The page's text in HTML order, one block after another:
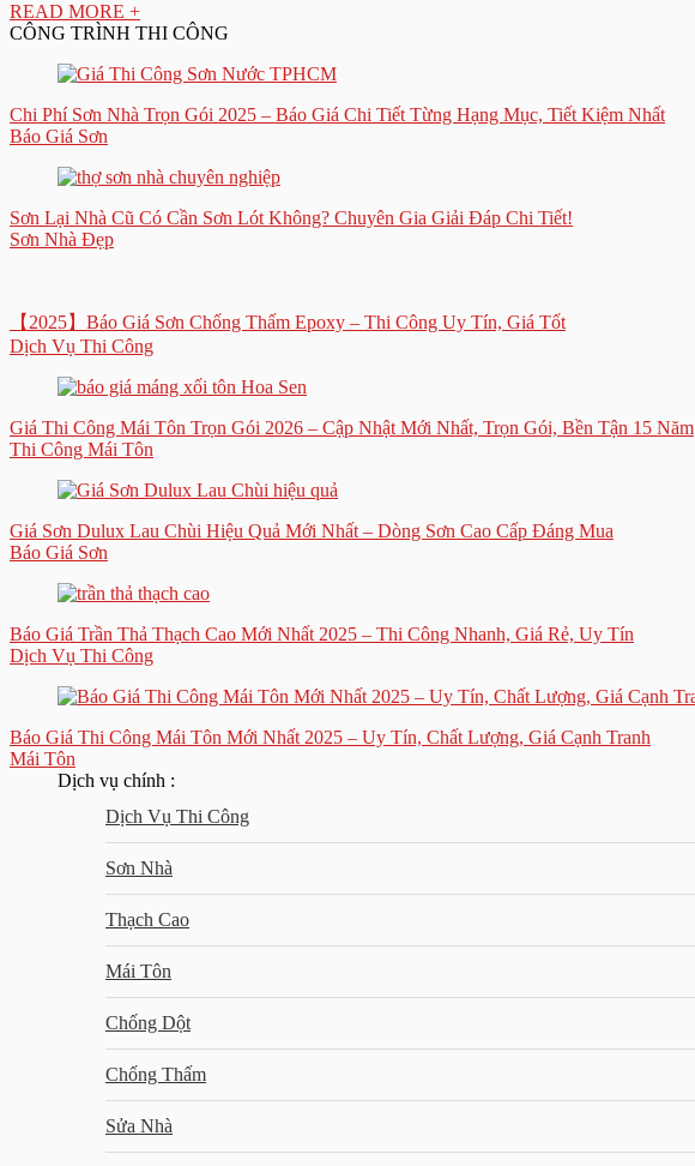
READ MORE +
CÔNG TRÌNH THI CÔNG
Chi Phí Sơn Nhà Trọn Gói 2025 – Báo Giá Chi Tiết Từng Hạng Mục, Tiết Kiệm Nhất
Báo Giá Sơn
Sơn Lại Nhà Cũ Có Cần Sơn Lót Không? Chuyên Gia Giải Đáp Chi Tiết!
Sơn Nhà Đẹp
【2025】Báo Giá Sơn Chống Thấm Epoxy – Thi Công Uy Tín, Giá Tốt
Dịch Vụ Thi Công
Giá Thi Công Mái Tôn Trọn Gói 2026 – Cập Nhật Mới Nhất, Trọn Gói, Bền Tận 15 Năm
Thi Công Mái Tôn
Giá Sơn Dulux Lau Chùi Hiệu Quả Mới Nhất – Dòng Sơn Cao Cấp Đáng Mua
Báo Giá Sơn
Báo Giá Trần Thả Thạch Cao Mới Nhất 2025 – Thi Công Nhanh, Giá Rẻ, Uy Tín
Dịch Vụ Thi Công
Báo Giá Thi Công Mái Tôn Mới Nhất 2025 – Uy Tín, Chất Lượng, Giá Cạnh Tranh
Mái Tôn
Dịch vụ chính :
Dịch Vụ Thi Công
Sơn Nhà
Thạch Cao
Mái Tôn
Chống Dột
Chống Thấm
Sửa Nhà